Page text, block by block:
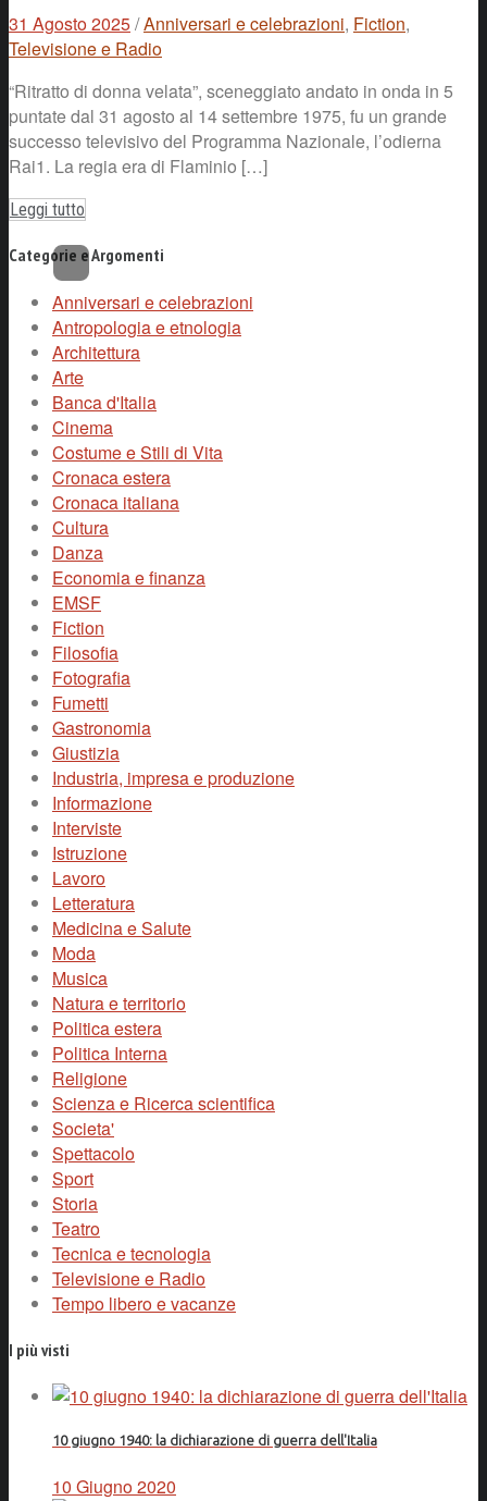
31 Agosto 2025/Anniversari e celebrazioni, Fiction,
Televisione e Radio
“Ritratto di donna velata”, sceneggiato andato in onda in 5
puntate dal 31 agosto al 14 settembre 1975, fu un grande
successo televisivo del Programma Nazionale, l’odierna
Rai1. La regia era di Flaminio […]
Leggi tutto
Categorie e Argomenti
Anniversari e celebrazioni
Antropologia e etnologia
Architettura
Arte
Banca d'Italia
Cinema
Costume e Stili di Vita
Cronaca estera
Cronaca italiana
Cultura
Danza
Economia e finanza
EMSF
Fiction
Filosofia
Fotografia
Fumetti
Gastronomia
Giustizia
Industria, impresa e produzione
Informazione
Interviste
Istruzione
Lavoro
Letteratura
Medicina e Salute
Moda
Musica
Natura e territorio
Politica estera
Politica Interna
Religione
Scienza e Ricerca scientifica
Societa'
Spettacolo
Sport
Storia
Teatro
Tecnica e tecnologia
Televisione e Radio
Tempo libero e vacanze
I più visti
10 giugno 1940: la dichiarazione di guerra dell'Italia
10 Giugno 2020